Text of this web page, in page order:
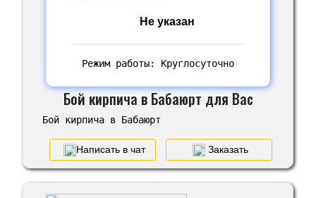
Не указан
Режим работы: Круглосуточно
Бой кирпича в Бабаюрт для Вас
Бой кирпича в Бабаюрт
Написать в чат Заказать